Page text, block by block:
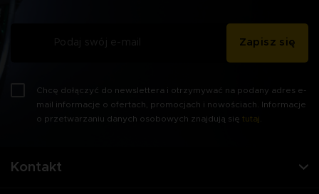
Kontakt
Chcę dołączyć do newslettera i otrzymywać na podany adres e-
mail informacje o ofertach, promocjach i nowościach. Informacje
o przetwarzaniu danych osobowych znajdują się tutaj
Zapisz się